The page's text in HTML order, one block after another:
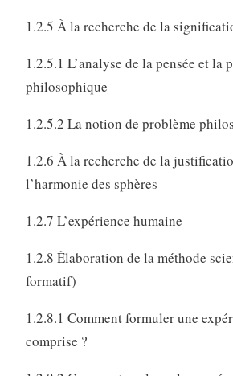
1.2.5 À la recherche de la
1.2.5.1 L’analyse de la pensée et la
philosophique
1.2.5.2 La notion de problème
1.2.6 À la recherche de la
l’harmonie des sphères
1.2.7 L’expérience humaine
1.2.8 Élaboration de la méthode
formatif)
1.2.8.1 Comment formuler une
comprise ?